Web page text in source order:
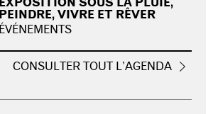
EXPOSITION SOUS LA PLUIE,
PEINDRE, VIVRE ET RÊVER
ÉVÉNEMENTS
CONSULTER TOUT L’AGENDA